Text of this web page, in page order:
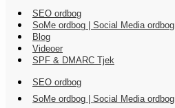
SEO ordbog
SoMe ordbog | Social Media ordbog
Blog
Videoer
SPF & DMARC Tjek
SEO ordbog
SoMe ordbog | Social Media ordbog